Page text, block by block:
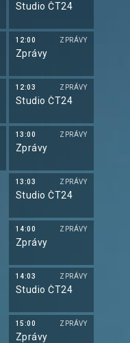
Studio ČT24
12:00 ZPRÁVY
Zprávy
12:03 ZPRÁVY
Studio ČT24
13:00 ZPRÁVY
Zprávy
13:03 ZPRÁVY
Studio ČT24
14:00 ZPRÁVY
Zprávy
14:03 ZPRÁVY
Studio ČT24
15:00 ZPRÁVY
Zprávy